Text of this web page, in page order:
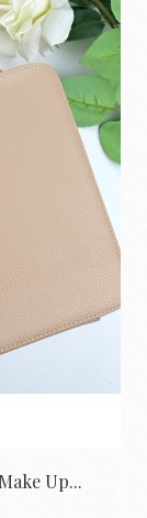
Up...